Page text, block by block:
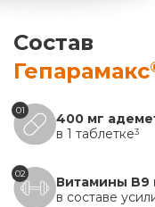
Состав
Гепарамакс
01
400 мг
в 1 таблетке3
02
Витамины B9
в составе